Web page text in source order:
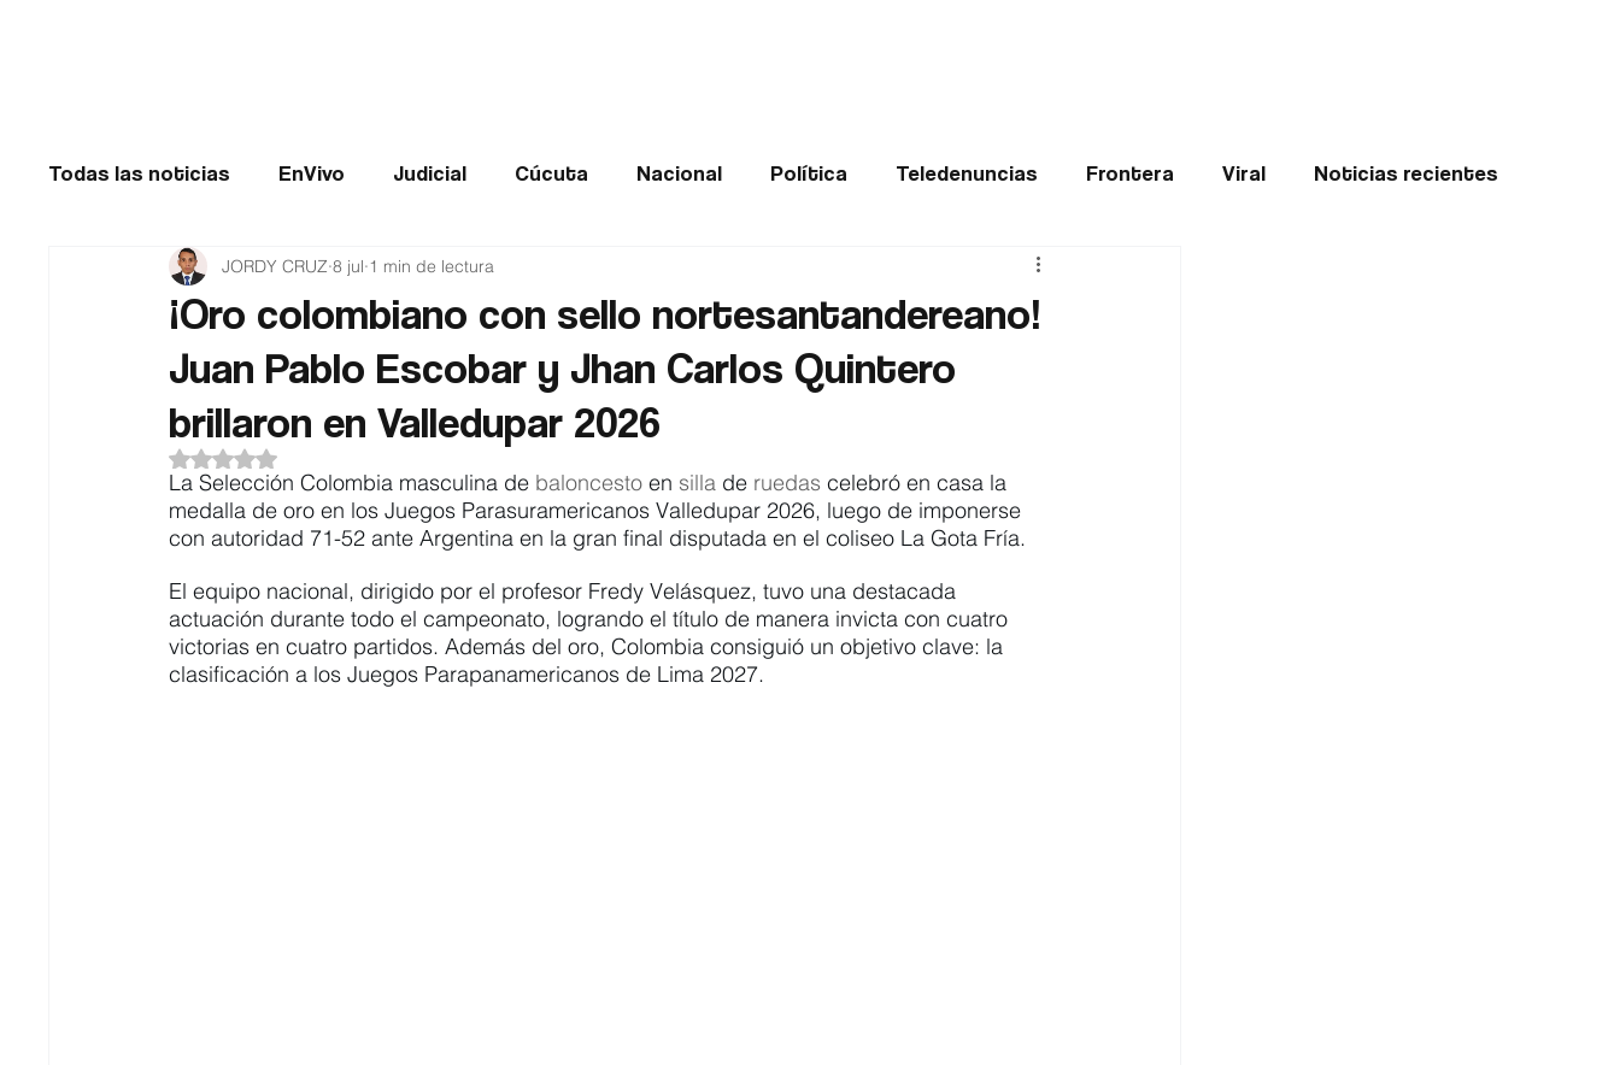
Todas las noticias EnVivo Judicial Cúcuta Nacional Política Teledenuncias Frontera Viral Noticias recientes
Entretenimiento Historias de impacto Buenas noticias
Catatumbo TRANSMILENIO Salud Norte de Santander
¡Oro colombiano con sello nortesantandereano!
Juan Pablo Escobar y Jhan Carlos Quintero
brillaron en Valledupar 2026
JORDY CRUZ 8 jul 1 min de lectura
Obtuvo NaN de 5 estrellas.
La Selección Colombia masculina de baloncesto en silla de ruedas celebró en casa la
medalla de oro en los Juegos Parasuramericanos Valledupar 2026, luego de imponerse
con autoridad 71-52 ante Argentina en la gran final disputada en el coliseo La Gota Fría.
El equipo nacional, dirigido por el profesor Fredy Velásquez, tuvo una destacada
actuación durante todo el campeonato, logrando el título de manera invicta con cuatro
victorias en cuatro partidos. Además del oro, Colombia consiguió un objetivo clave: la
clasificación a los Juegos Parapanamericanos de Lima 2027.